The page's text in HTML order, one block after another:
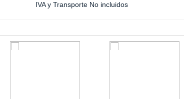
IVA y Transporte No incluidos